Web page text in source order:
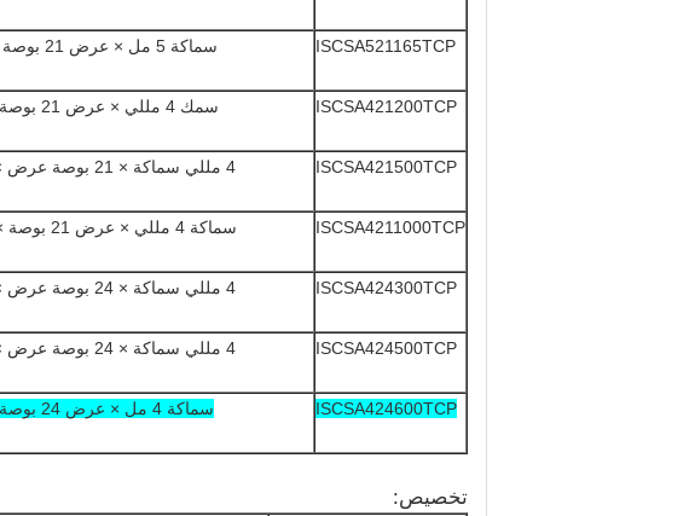
ISCSA521165TCP
سماكة 5 مل × عرض 21 بوصة × طول 165 قدمًا
ISCSA421200TCP
سمك 4 مللي × عرض 21 بوصة × طول 200 قدم
ISCSA421500TCP
4 مللي سماكة × 21 بوصة عرض × 500 قدم طويلة
ISCSA4211000TCP
سماكة 4 مللي × عرض 21 بوصة × طول 1000 قدم
ISCSA424300TCP
4 مللي سماكة × 24 بوصة عرض × 300 قدم طويلة
ISCSA424500TCP
4 مللي سماكة × 24 بوصة عرض × 500 قدم طويلة
ISCSA424600TCP
سماكة 4 مل × عرض 24 بوصة × طول 600 قدم
تخصيص: